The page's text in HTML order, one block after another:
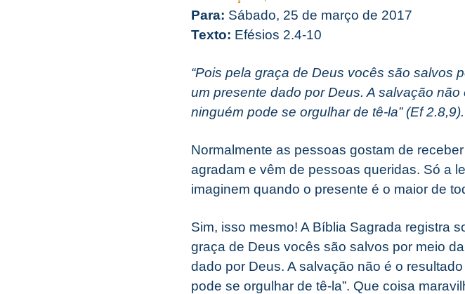
Para: Sábado, 25 de março de 2017
Texto: Efésios 2.4-10
“Pois pela graça de Deus vocês são salvos
um presente dado por Deus. A salvação
ninguém pode se orgulhar de tê-la” (Ef 2.8,9).
Normalmente as pessoas gostam de
agradam e vêm de pessoas queridas. Só a
imaginem quando o presente é o maior de
Sim, isso mesmo! A Bíblia Sagrada registra
graça de Deus vocês são salvos por meio
dado por Deus. A salvação não é o
pode se orgulhar de tê-la”. Que coisa